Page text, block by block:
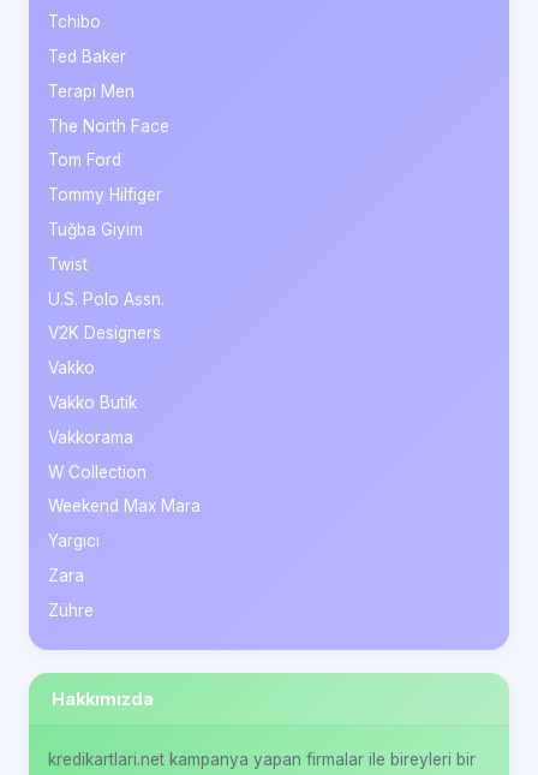
Tchibo
Ted Baker
Terapi Men
The North Face
Tom Ford
Tommy Hilfiger
Tuğba Giyim
Twist
U.S. Polo Assn.
V2K Designers
Vakko
Vakko Butik
Vakkorama
W Collection
Weekend Max Mara
Yargıcı
Zara
Zühre
Hakkımızda
kredikartlari.net kampanya yapan firmalar ile bireyleri bir